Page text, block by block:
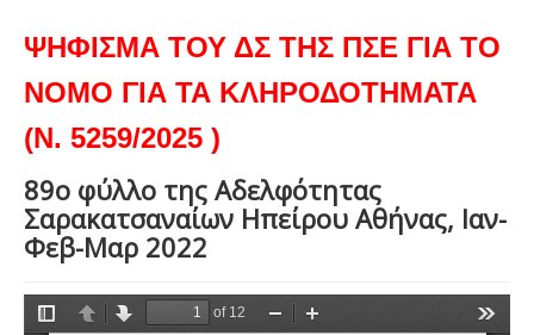
ΨΗΦΙΣΜΑ ΤΟΥ ΔΣ ΤΗΣ ΠΣΕ ΓΙΑ ΤΟ
ΝΟΜΟ ΓΙΑ ΤΑ ΚΛΗΡΟΔΟΤΗΜΑΤΑ
(Ν. 5259/2025 )
89ο φύλλο της Αδελφότητας
Σαρακατσαναίων Ηπείρου Αθήνας, Ιαν-
Φεβ-Μαρ 2022